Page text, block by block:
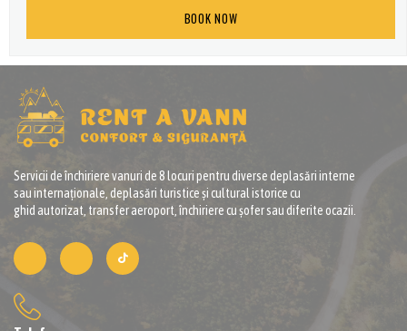
Servicii de închiriere vanuri de 8 locuri pentru diverse deplasări interne
sau internaționale, deplasări turistice și cultural istorice cu
ghid autorizat, transfer aeroport, închiriere cu șofer sau diferite ocazii.